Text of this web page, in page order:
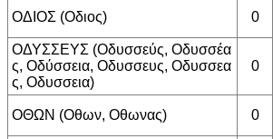
ΟΔΙΟΣ (Οδιος) 0
ΟΔΥΣΣΕΥΣ (Οδυσσεύς, Οδυσσέα
ς, Οδύσσεια, Οδυσσευς, Οδυσσεα
ς, Οδυσσεια)
0
ΟΘΩΝ (Οθων, Οθωνας) 0